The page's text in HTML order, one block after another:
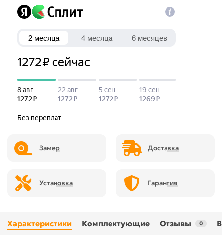
Замер Доставка
Установка Гарантия
Характеристики Комплектующие Отзывы 0